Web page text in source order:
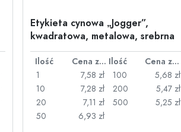
Etykieta cynowa „Jogger”,
kwadratowa, metalowa, srebrna
Ilość Cena za sztukę Ilość
Cena za sztukę
1
7,58 zł
10
7,28 zł
20
7,11 zł
50
6,93 zł
100
5,68 zł
200
5,47 zł
500
5,25 zł